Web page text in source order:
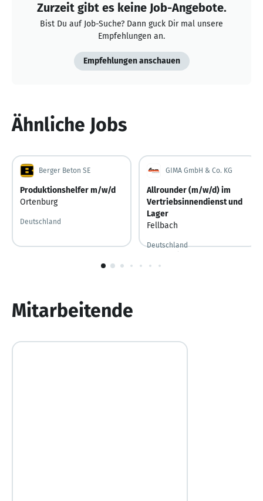
Zurzeit gibt es keine Job-Angebote.
Bist Du auf Job-Suche? Dann guck Dir mal unsere
Empfehlungen an.
Empfehlungen anschauen
Ähnliche Jobs
Berger Beton SE
Produktionshelfer m/w/d
Ortenburg
Deutschland
GIMA GmbH & Co. KG
Allrounder (m/w/d) im
Vertriebsinnendienst und
Lager
Fellbach
Deutschland
1
Mitarbeitende